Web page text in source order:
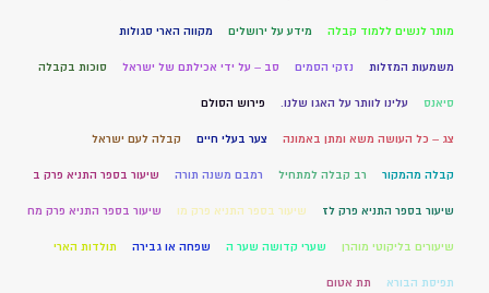
מותר לנשים ללמוד קבלה מידע על ירושלים מקווה הארי סגולות
משמעות המזלות נזקי הסמים סב – על ידי אכילתם של ישראל סוכות בקבלה
סיאנס עלינו לוותר על האגו שלנו. פירוש הסולם
צג – כל העושה משא ומתן באמונה צער בעלי חיים קבלה לעם ישראל
קבלה מהמקור רב קבלה למתחיל רמבם משנה תורה שיעור בספר התניא פרק ב
שיעור בספר התניא פרק לז שיעור בספר התניא פרק מו שיעור בספר התניא פרק מח
שיעורים בליקוטי מוהרן שערי קדושה שער ה שפחה או גבירה תולדות הארי
תפיסת הבורא תת אטום